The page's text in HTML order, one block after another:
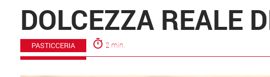
DOLCEZZA REALE
PASTICCERIA timer 2 min.